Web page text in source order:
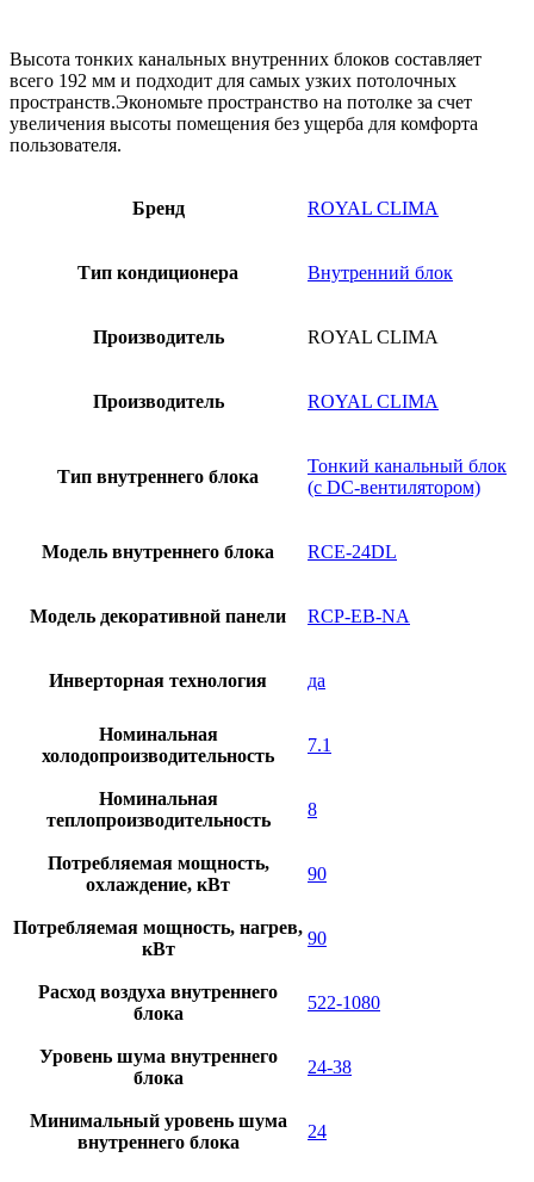
Высота тонких канальных внутренних блоков составляет
всего 192 мм и подходит для самых узких потолочных
пространств.Экономьте пространство на потолке за счет
увеличения высоты помещения без ущерба для комфорта
пользователя.
Бренд ROYAL CLIMA
Тип кондиционера Внутренний блок
Производитель ROYAL CLIMA
Производитель ROYAL CLIMA
Тип внутреннего блока
Тонкий канальный блок
(с DC-вентилятором)
Модель внутреннего блока RCE-24DL
Модель декоративной панели RCP-EB-NA
Инверторная технология да
Номинальная
холодопроизводительность
7.1
Номинальная
теплопроизводительность
8
Потребляемая мощность,
охлаждение, кВт
90
Потребляемая мощность, нагрев,
кВт
90
Расход воздуха внутреннего
блока
522-1080
Уровень шума внутреннего
блока
24-38
Минимальный уровень шума
внутреннего блока
24